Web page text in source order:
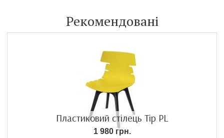
Рекомендовані
Пластиковий стілець Тір PL
1 980 грн.